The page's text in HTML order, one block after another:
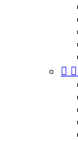
 